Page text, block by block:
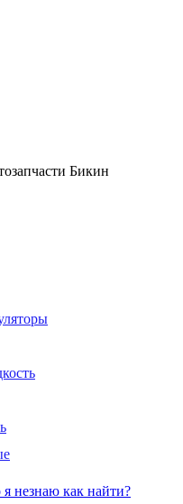
незнаю как найти?